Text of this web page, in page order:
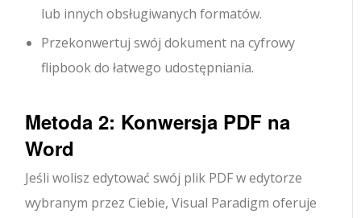
lub innych obsługiwanych formatów.
Przekonwertuj swój dokument na cyfrowy
flipbook do łatwego udostępniania.
Metoda 2: Konwersja PDF na
Word
Jeśli wolisz edytować swój plik PDF w edytorze
wybranym przez Ciebie, Visual Paradigm oferuje